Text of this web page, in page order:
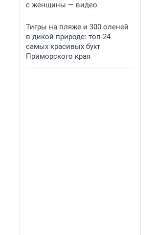
с женщины — видео
Тигры на пляже и 300 оленей
в дикой природе: топ-24
самых красивых бухт
Приморского края